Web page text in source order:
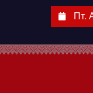
е
Пт.